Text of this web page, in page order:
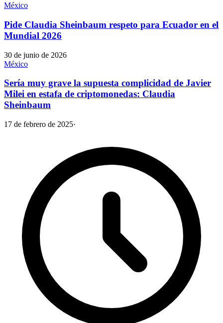
México
Pide Claudia Sheinbaum respeto para Ecuador en el
Mundial 2026
30 de junio de 2026
México
Sería muy grave la supuesta complicidad de Javier
Milei en estafa de criptomonedas: Claudia
Sheinbaum
17 de febrero de 2025·